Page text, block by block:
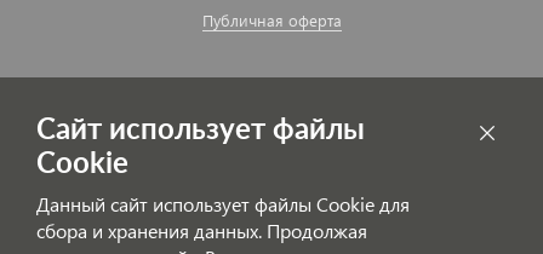
Публичная оферта
Сайт использует файлы
Cookie
Данный сайт использует файлы Cookie для
сбора и хранения данных. Продолжая